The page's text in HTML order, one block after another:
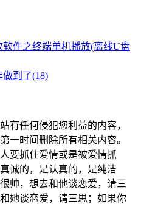
软件之终端单机播放(离线U盘
到了(18)
有任何侵犯您利益的内容，
一时间删除所有相关内容。
要抓住爱情或是被爱情抓
诚的，是认真的，是纯洁
帅，想去和他谈恋爱，请三
她谈恋爱，请三思；如果你